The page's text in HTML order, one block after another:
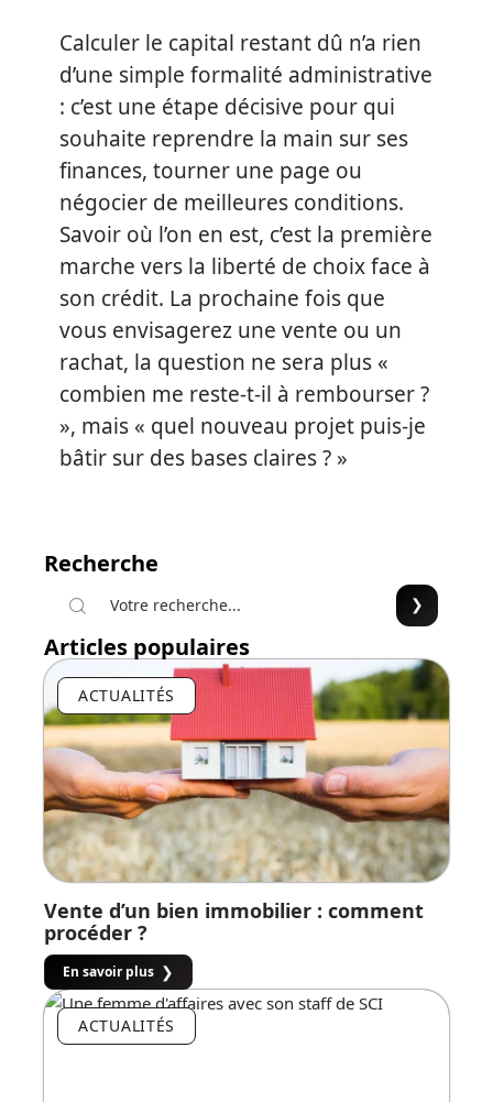
Calculer le capital restant dû n’a rien
d’une simple formalité administrative
: c’est une étape décisive pour qui
souhaite reprendre la main sur ses
finances, tourner une page ou
négocier de meilleures conditions.
Savoir où l’on en est, c’est la première
marche vers la liberté de choix face à
son crédit. La prochaine fois que
vous envisagerez une vente ou un
rachat, la question ne sera plus «
combien me reste-t-il à rembourser ?
», mais « quel nouveau projet puis-je
bâtir sur des bases claires ? »
Recherche
Articles populaires
ACTUALITÉS
Vente d’un bien immobilier : comment
procéder ?
En savoir plus
ACTUALITÉS